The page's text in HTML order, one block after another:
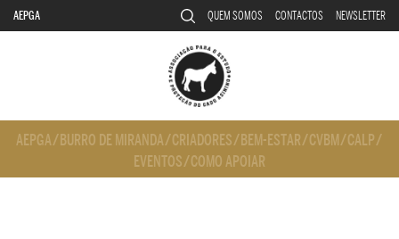
AEPGA QUEM SOMOS CONTACTOS NEWSLETTER
AEPGA/ BURRO DE MIRANDA/CRIADORES/ BEM-ESTAR/CVBM/CALP/
EVENTOS/COMO APOIAR